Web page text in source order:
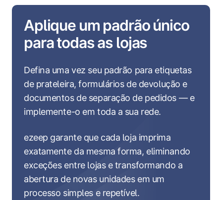
Aplique um padrão único
para todas as lojas
Defina uma vez seu padrão para etiquetas
de prateleira, formulários de devolução e
documentos de separação de pedidos — e
implemente-o em toda a sua rede.
ezeep garante que cada loja imprima
exatamente da mesma forma, eliminando
exceções entre lojas e transformando a
abertura de novas unidades em um
processo simples e repetível.